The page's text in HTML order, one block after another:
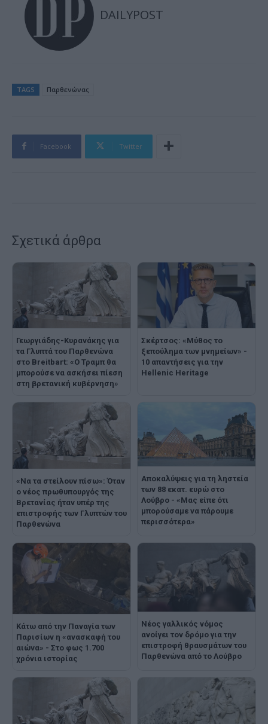
DAILYPOST
TAGS Παρθενώνας
Facebook Twitter
Σχετικά άρθρα
Γεωργιάδης-Κυρανάκης για
τα Γλυπτά του Παρθενώνα
στο Breitbart: «Ο Τραμπ θα
μπορούσε να ασκήσει πίεση
στη βρετανική κυβέρνηση»
Σκέρτσος: «Μύθος το
ξεπούλημα των μνημείων» -
10 απαντήσεις για την
Hellenic Heritage
«Να τα στείλουν πίσω»: Όταν
ο νέος πρωθυπουργός της
Βρετανίας ήταν υπέρ της
επιστροφής των Γλυπτών του
Παρθενώνα
Αποκαλύψεις για τη ληστεία
των 88 εκατ. ευρώ στο
Λούβρο - «Μας είπε ότι
μπορούσαμε να πάρουμε
περισσότερα»
Κάτω από την Παναγία των
Παρισίων η «ανασκαφή του
αιώνα» - Στο φως 1.700
χρόνια ιστορίας
Νέος γαλλικός νόμος
ανοίγει τον δρόμο για την
επιστροφή θραυσμάτων του
Παρθενώνα από το Λούβρο